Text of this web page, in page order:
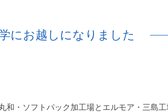
にお越しになりました
・ソフトパック加工場とエルモア・三島工